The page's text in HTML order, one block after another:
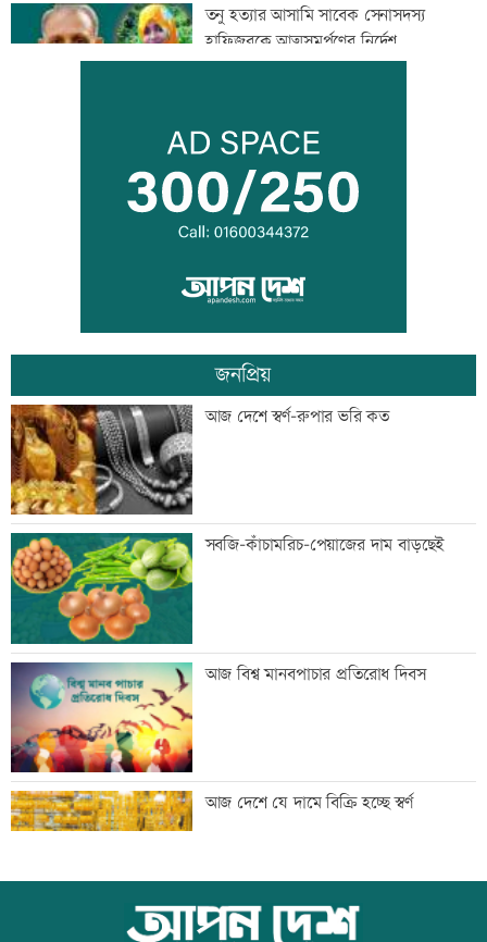
তনু হত্যার আসামি সাবেক সেনাসদস্য
হাফিজুরকে আত্মসমর্পণের নির্দেশ
দুদকের মামলায় ঢাকা ব্যাংকের ৪ কর্মকর্তার
কারাদণ্ড
জিয়াউর রহমান দেশে প্রথম সবুজ বিপ্লবের
ডাক দিয়েছিলেন: পরিবেশমন্ত্রী
প্রথম শ্রেণিতে ভর্তি লটারিতে
মেঘনার ভাঙনরোধে জিও ব্যাগ প্রকল্পে
অনিয়ম, এলাকাবাসীর মানববন্ধন
বাংলাদেশি পাঁচ হাজার কৃষি শ্রমিক নেবে
ওমান
স্বর্ণ খাতকে আনুষ্ঠানিক কাঠামোয় আনছে
সরকার, মতামত চাইল মন্ত্রণালয়
গবেষণা-দক্ষতা উন্নয়নে বাংলাদেশ-অস্ট্রেলিয়ার
জনপ্রিয়
আজ দেশে স্বর্ণ-রুপার ভরি কত
সবজি-কাঁচামরিচ-পেয়াজের দাম বাড়ছেই
আজ বিশ্ব মানবপাচার প্রতিরোধ দিবস
আজ দেশে যে দামে বিক্রি হচ্ছে স্বর্ণ
আজ বিশ্ব বন্ধু দিবস